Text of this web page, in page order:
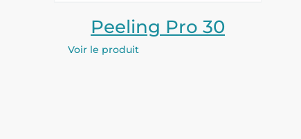
Peeling Pro 30
Voir le produit